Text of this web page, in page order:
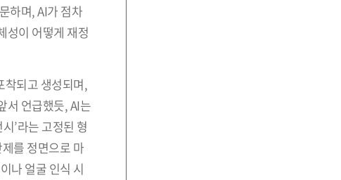
하며, AI가 점차
성이 어떻게 재정
착되고 생성되며,
서 언급했듯, AI는
’라는 고정된 형
를 정면으로 마
나 얼굴 인식 시